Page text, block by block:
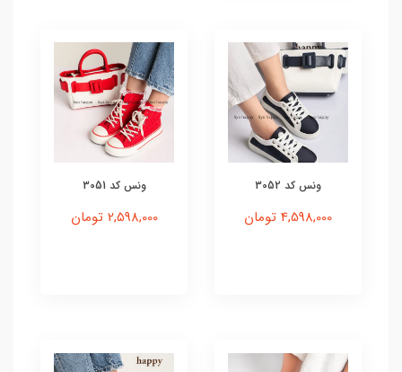
ونس کد 3052
4,598,000 تومان
ونس کد 3051
2,598,000 تومان